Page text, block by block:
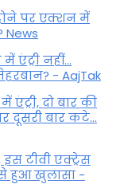
पर एक्शन में
News
एंट्री नहीं...
- AajTak
दो बार की
दूसरी बार कटे...
टीवी एक्ट्रेस
हुआ खुलासा -